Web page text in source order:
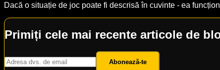
Dacă o situație de joc poate fi descrisă în cuvinte - ea
Primiți cele mai recente articole de
Abonează-te